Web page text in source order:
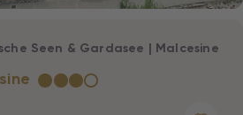
★★★☆
Seen & Gardasee | Malcesine